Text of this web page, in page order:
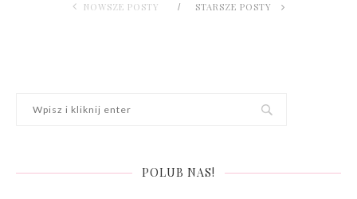
NOWSZE POSTY STARSZE POSTY
POLUB NAS!